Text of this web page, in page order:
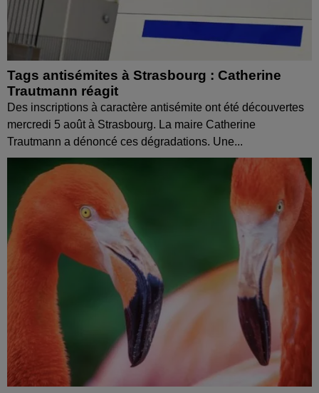
Tags antisémites à Strasbourg : Catherine
Trautmann réagit
Des inscriptions à caractère antisémite ont été découvertes
mercredi 5 août à Strasbourg. La maire Catherine
Trautmann a dénoncé ces dégradations. Une...